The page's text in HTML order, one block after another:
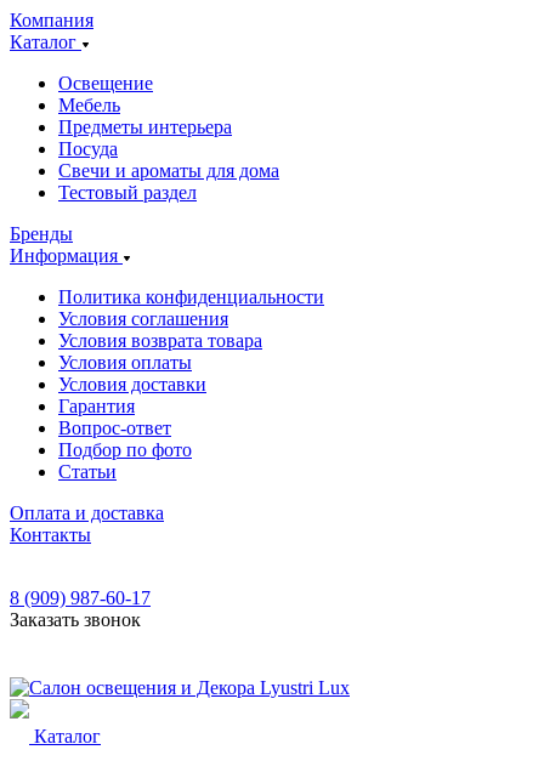
Компания
Каталог
Освещение
Мебель
Предметы интерьера
Посуда
Свечи и ароматы для дома
Тестовый раздел
Бренды
Информация
Политика конфиденциальности
Условия соглашения
Условия возврата товара
Условия оплаты
Условия доставки
Гарантия
Вопрос-ответ
Подбор по фото
Статьи
Оплата и доставка
Контакты
8 (909) 987-60-17
Заказать звонок
Каталог